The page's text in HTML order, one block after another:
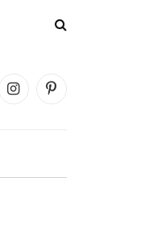
InstagramPinterest